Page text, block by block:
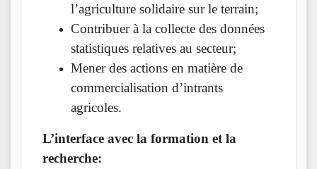
l’agriculture solidaire sur le terrain;
Contribuer à la collecte des données
statistiques relatives au secteur;
Mener des actions en matière de
commercialisation d’intrants
agricoles.
L’interface avec la formation et la
recherche: